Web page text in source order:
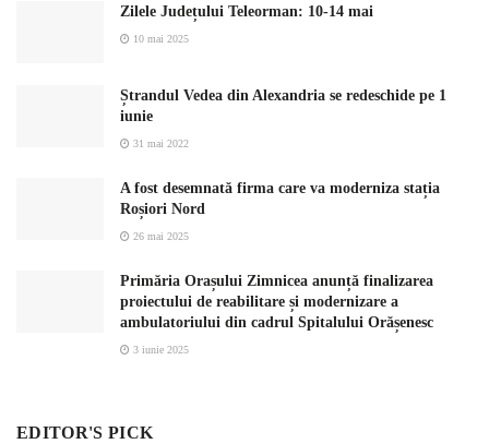
Zilele Județului Teleorman: 10-14 mai
10 mai 2025
Ștrandul Vedea din Alexandria se redeschide pe 1
iunie
31 mai 2022
A fost desemnată firma care va moderniza stația
Roșiori Nord
26 mai 2025
Primăria Orașului Zimnicea anunță finalizarea
proiectului de reabilitare și modernizare a
ambulatoriului din cadrul Spitalului Orășenesc
3 iunie 2025
EDITOR'S PICK